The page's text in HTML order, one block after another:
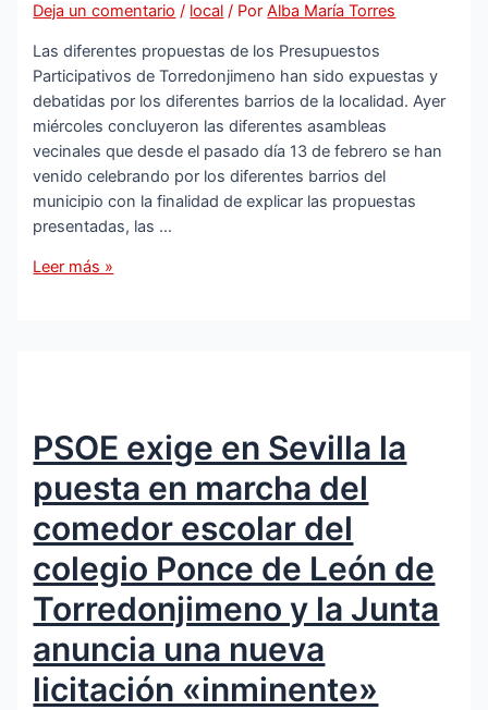
Provincia
2024
Deja un comentario / local / PorAlba María Torres
Las diferentes propuestas de los Presupuestos
Participativos de Torredonjimeno han sido expuestas y
debatidas por los diferentes barrios de la localidad. Ayer
miércoles concluyeron las diferentes asambleas
vecinales que desde el pasado día 13 de febrero se han
venido celebrando por los diferentes barrios del
municipio con la finalidad de explicar las propuestas
presentadas, las …
Concluyen
del
proceso
de
Presupuestos
Participativos
Leer más »
PSOE exige en Sevilla la
puesta en marcha del
comedor escolar del
colegio Ponce de León de
Torredonjimeno y la Junta
anuncia una nueva
licitación «inminente»